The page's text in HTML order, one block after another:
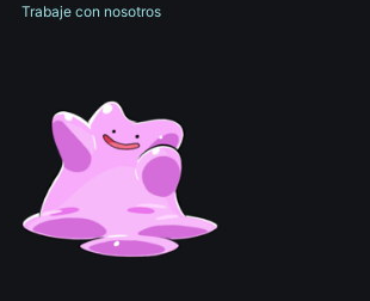
Trabaje con nosotros